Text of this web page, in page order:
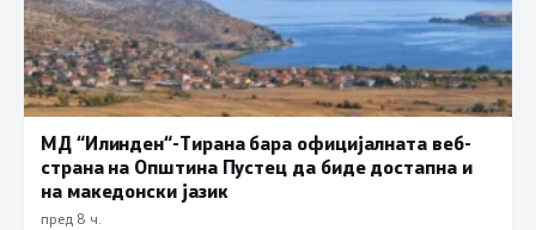
МД “Илинден“-Тирана бара официјалната веб-
страна на Општина Пустец да биде достапна и
на македонски јазик
пред 8 ч.